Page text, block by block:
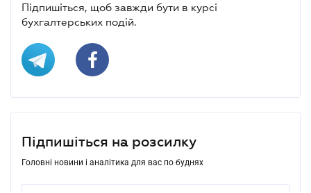
Підпишіться, щоб завжди бути в курсі
бухгалтерських подій.
Підпишіться на розсилку
Головні новини і аналітика для вас по буднях